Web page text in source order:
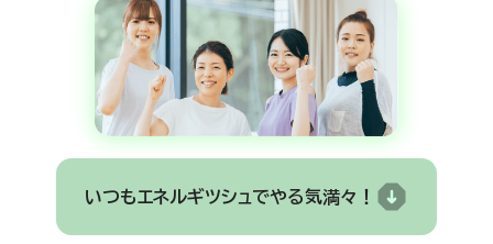
いつもエネルギツシュでやる気満々！